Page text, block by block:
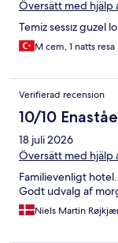
Översätt med hjälp
Temiz sessız guzel
M cem, 1 natts resa
Verifierad recension
10/10
18 juli 2026
Översätt med hjälp
Familievenligt
Godt udvalg af
Niels Martin